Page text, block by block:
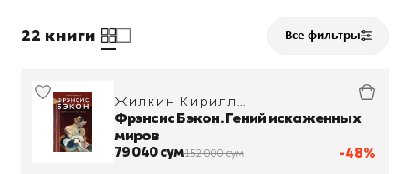
22 книги Все фильтры
-48%
Жилкин Кирилл
Александрович
Фрэнсис Бэкон. Гений искаженных
миров
79 040 сум152 000 сум